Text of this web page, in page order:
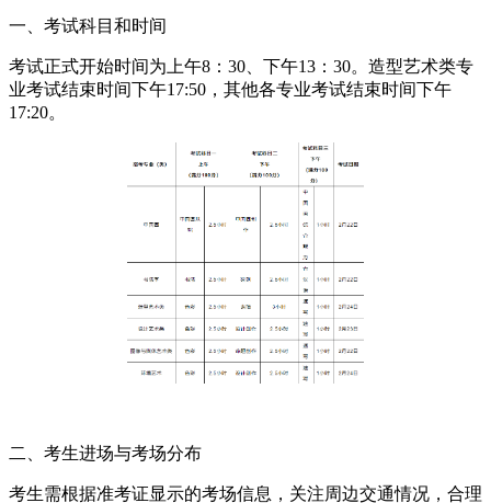
一、考试科目和时间
考试正式开始时间为上午8：30、下午13：30。造型艺术类专
业考试结束时间下午17:50，其他各专业考试结束时间下午
17:20。
二、考生进场与考场分布
考生需根据准考证显示的考场信息，关注周边交通情况，合理